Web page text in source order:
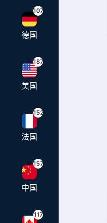
107
德国
187
美国
152
法国
157
中国
117